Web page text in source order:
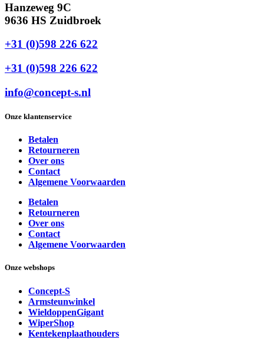
Hanzeweg 9C
9636 HS Zuidbroek
+31 (0)598 226 622
+31 (0)598 226 622
info@concept-s.nl
Onze klantenservice
Betalen
Retourneren
Over ons
Contact
Algemene Voorwaarden
Betalen
Retourneren
Over ons
Contact
Algemene Voorwaarden
Onze webshops
Concept-S
Armsteunwinkel
WieldoppenGigant
WiperShop
Kentekenplaathouders